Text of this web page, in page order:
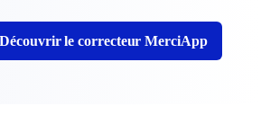
Découvrir le correcteur MerciApp